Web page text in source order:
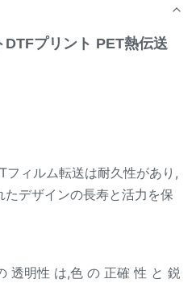
プリント PET熱伝送
フィルム転送は耐久性があり,
デザインの長寿と活力を保
透明性 は,色 の 正確 性 と 鋭